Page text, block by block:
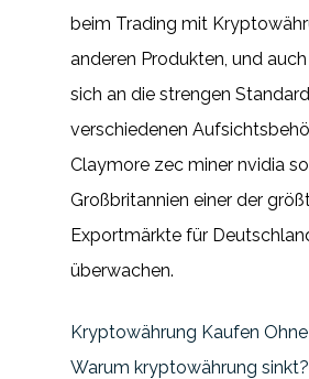
beim Trading mit
anderen Produkten, und
sich an die strengen
verschiedenen
Claymore zec miner nvidia
Großbritannien einer der
Exportmärkte für
überwachen.
Kryptowährung Kaufen Ohne
Warum kryptowährung sinkt?